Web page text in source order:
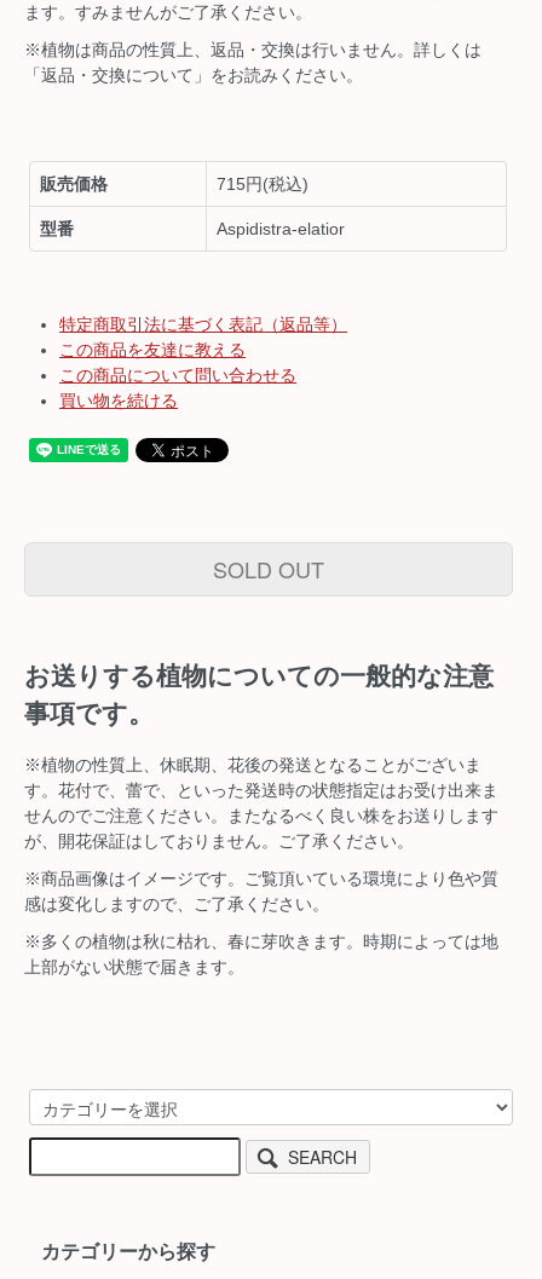
ます。すみませんがご了承ください。
※植物は商品の性質上、返品・交換は行いません。詳しくは
「返品・交換について」をお読みください。
販売価格 715円(税込)
型番 Aspidistra-elatior
特定商取引法に基づく表記（返品等）
この商品を友達に教える
この商品について問い合わせる
買い物を続ける
SOLD OUT
お送りする植物についての一般的な注意
事項です。
※植物の性質上、休眠期、花後の発送となることがございま
す。花付で、蕾で、といった発送時の状態指定はお受け出来ま
せんのでご注意ください。またなるべく良い株をお送りします
が、開花保証はしておりません。ご了承ください。
※商品画像はイメージです。ご覧頂いている環境により色や質
感は変化しますので、ご了承ください。
※多くの植物は秋に枯れ、春に芽吹きます。時期によっては地
上部がない状態で届きます。
SEARCH
カテゴリーから探す